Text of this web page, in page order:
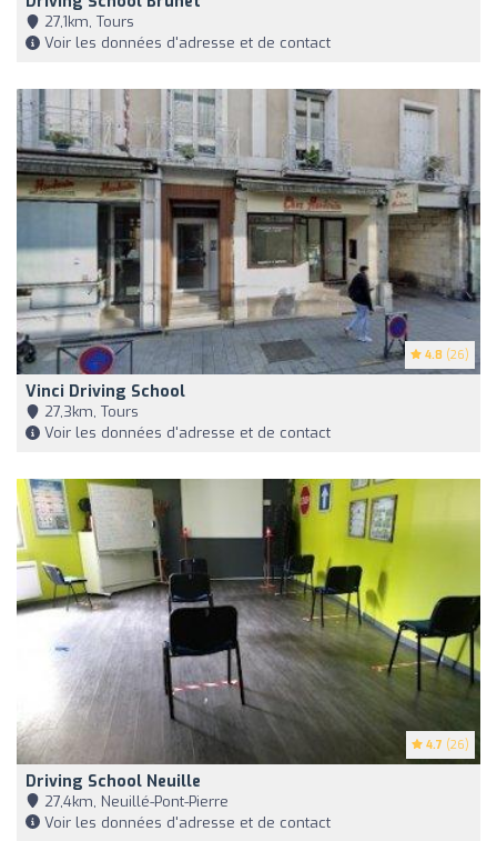
27,1km, Tours
Voir les données d'adresse et de contact
4.8 (26)
Vinci Driving School
27,3km, Tours
Voir les données d'adresse et de contact
4.7 (26)
Driving School Neuille
27,4km, Neuillé-Pont-Pierre
Voir les données d'adresse et de contact